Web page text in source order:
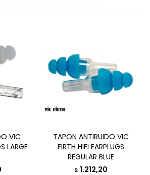
VIC
LARGE
TAPON ANTIRUIDO VIC
FIRTH HIFI EARPLUGS
REGULAR BLUE
$ 1.212,20